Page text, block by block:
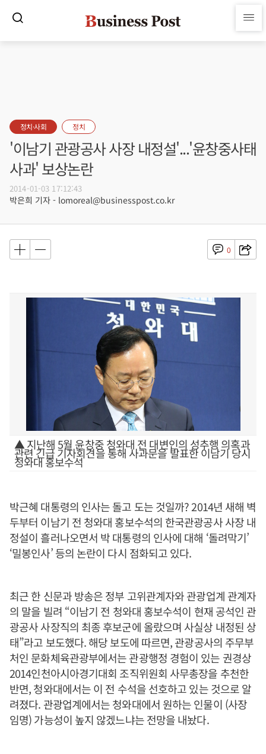
정치·사회 정치
'이남기 관광공사 사장 내정설'...'윤창중사태
사과' 보상논란
2014-01-03 17:12:43
박은희 기자 - lomoreal@businesspost.co.kr
0
▲ 지난해 5월 윤창중 청와대 전 대변인의 성추행 의혹과
관련 긴급 기자회견을 통해 사과문을 발표한 이남기 당시
청와대 홍보수석
박근혜 대통령의 인사는 돌고 도는 것일까? 2014년 새해 벽
두부터 이남기 전 청와대 홍보수석의 한국관광공사 사장 내
정설이 흘러나오면서 박 대통령의 인사에 대해 ‘돌려막기’
‘밀봉인사’ 등의 논란이 다시 점화되고 있다.
최근 한 신문과 방송은 정부 고위관계자와 관광업계 관계자
의 말을 빌려 “이남기 전 청와대 홍보수석이 현재 공석인 관
광공사 사장직의 최종 후보군에 올랐으며 사실상 내정된 상
태”라고 보도했다. 해당 보도에 따르면, 관광공사의 주무부
처인 문화체육관광부에서는 관광행정 경험이 있는 권경상
2014인천아시아경기대회 조직위원회 사무총장을 추천한
반면, 청와대에서는 이 전 수석을 선호하고 있는 것으로 알
려졌다. 관광업계에서는 청와대에서 원하는 인물이 (사장
임명) 가능성이 높지 않겠느냐는 전망을 내놨다.